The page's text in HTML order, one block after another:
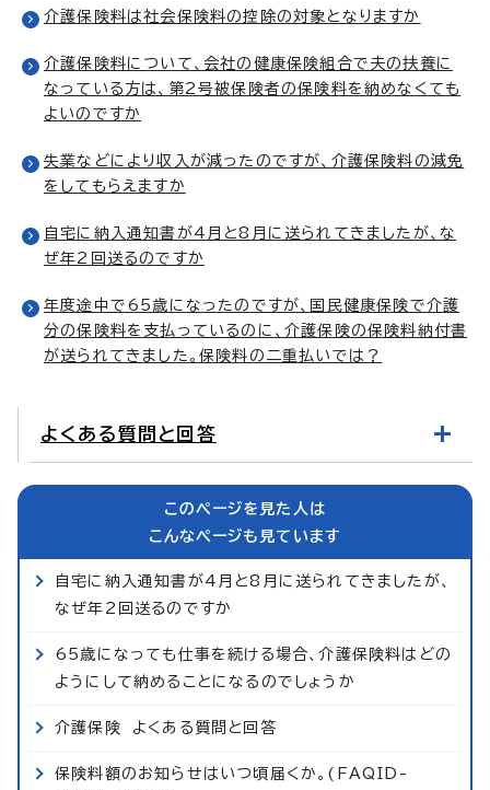
介護保険料は社会保険料の控除の対象となりますか
介護保険料について、会社の健康保険組合で夫の扶養に
なっている方は、第2号被保険者の保険料を納めなくても
よいのですか
失業などにより収入が減ったのですが、介護保険料の減免
をしてもらえますか
自宅に納入通知書が4月と8月に送られてきましたが、な
ぜ年2回送るのですか
年度途中で65歳になったのですが、国民健康保険で介護
分の保険料を支払っているのに、介護保険の保険料納付書
が送られてきました。保険料の二重払いでは？
よくある質問と回答
このページを見た人は
こんなページも見ています
自宅に納入通知書が4月と8月に送られてきましたが、
なぜ年2回送るのですか
65歳になっても仕事を続ける場合、介護保険料はどの
ようにして納めることになるのでしょうか
介護保険 よくある質問と回答
保険料額のお知らせはいつ頃届くか。(FAQID-